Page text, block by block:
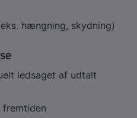
hængning, skydning)
ledsaget af udtalt
fremtiden